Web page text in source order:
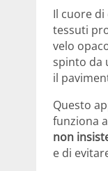
Il cuore di
tessuti
velo
spinto da
il
Questo
funziona
non
e di